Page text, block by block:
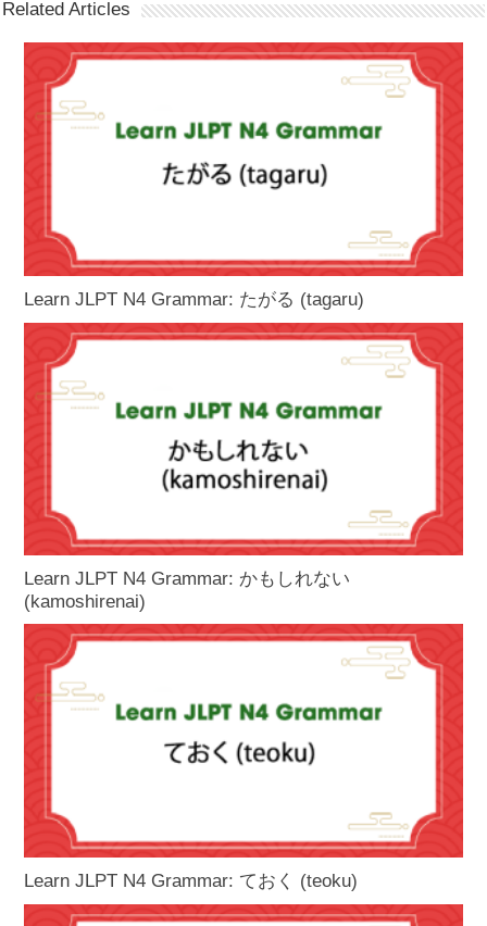
Related Articles
Learn JLPT N4 Grammar: たがる (tagaru)
Learn JLPT N4 Grammar: かもしれない
(kamoshirenai)
Learn JLPT N4 Grammar: ておく (teoku)